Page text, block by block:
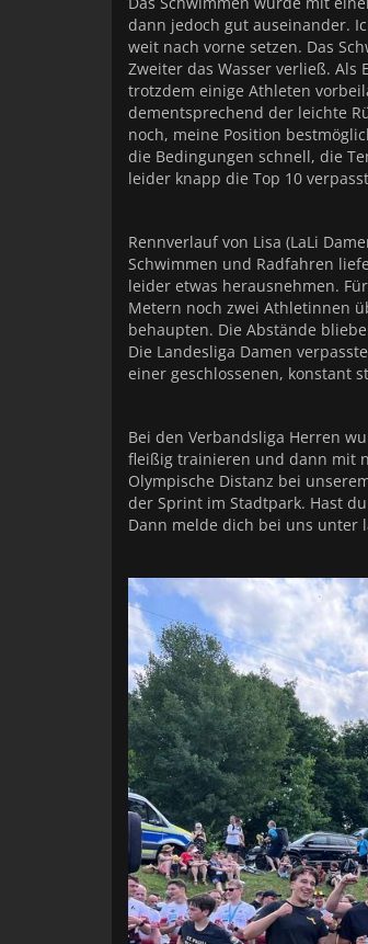
dann jedoch gut auseinander.
weit nach vorne setzen. Das
Zweiter das Wasser verließ. Als
trotzdem einige Athleten
dementsprechend der leichte
noch, meine Position
die Bedingungen schnell, die
leider knapp die Top 10
Rennverlauf von Lisa (LaLi
Schwimmen und Radfahren
leider etwas herausnehmen.
Metern noch zwei Athletinnen
behaupten. Die Abstände
Die Landesliga Damen
einer geschlossenen, konstant
Bei den Verbandsliga Herren
fleißig trainieren und dann mit
Olympische Distanz bei
der Sprint im Stadtpark. Hast
Dann melde dich bei uns unter